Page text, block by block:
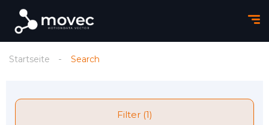
Startseite Search
Filter (1)